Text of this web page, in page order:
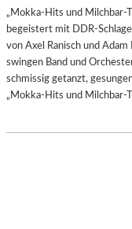
„Mokka-Hits und Milchbar-
begeistert mit DDR-
von Axel Ranisch und
swingen Band und
schmissig getanzt,
„Mokka-Hits und